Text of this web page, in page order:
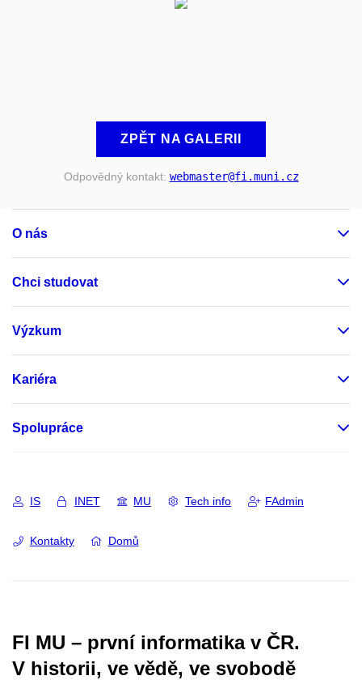
ZPĚT NA GALERII
Odpovědný kontakt: webmaster@fi .muni .cz
O nás
Chci studovat
Výzkum
Kariéra
Spolupráce
IS INET MU Tech info FAdmin
Kontakty Domů
FI MU – první informatika v ČR.
V historii, ve vědě, ve svobodě